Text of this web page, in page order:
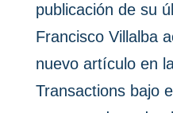
publicación de su
Francisco Villalba
nuevo artículo en
Transactions bajo